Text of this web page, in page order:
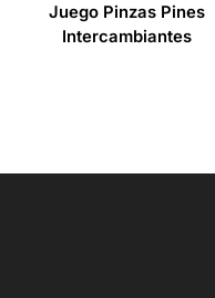
Juego Pinzas Pines
Intercambiantes